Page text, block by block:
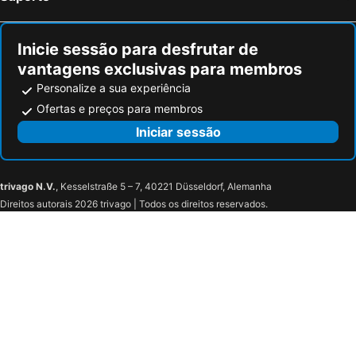
Inicie sessão para desfrutar de
vantagens exclusivas para membros
Personalize a sua experiência
Ofertas e preços para membros
Iniciar sessão
trivago N.V., Kesselstraße 5 – 7, 40221 Düsseldorf, Alemanha
Direitos autorais 2026 trivago | Todos os direitos reservados.